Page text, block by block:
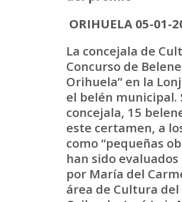
ORIHUELA 05-01-
La concejala de
Concurso de
Orihuela” en la
el belén municipal.
concejala, 15
este certamen, a
como “pequeñas
han sido
por María del
área de Cultura